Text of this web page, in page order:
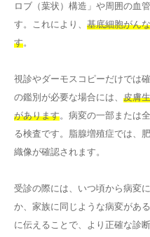
ロブ（葉状）構造」や周囲の血
す。これにより、 基底細胞がん
す。
視診やダーモスコピーだけでは
の鑑別が必要な場合には、 皮膚
があります。病変の一部または
る検査です。脂腺増殖症では、
織像が確認されます。
受診の際には、いつ頃から病変
か、家族に同じような病変があ
に伝えることで、より正確な診